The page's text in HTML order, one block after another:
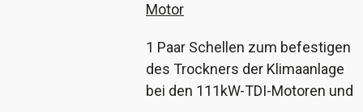
Motor
1 Paar Schellen zum befestigen
des Trockners der Klimaanlage
bei den 111kW-TDI-Motoren und